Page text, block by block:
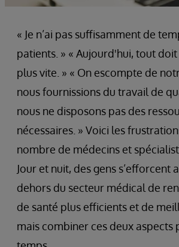
« Je n’ai pas suffisamment de
patients. » « Aujourd'hui, tout
plus vite. » « On escompte de
nous fournissions du travail de
nous ne disposons pas des
nécessaires. » Voici les
nombre de médecins et
Jour et nuit, des gens s’efforcent
dehors du secteur médical de
de santé plus efficients et de
mais combiner ces deux aspects